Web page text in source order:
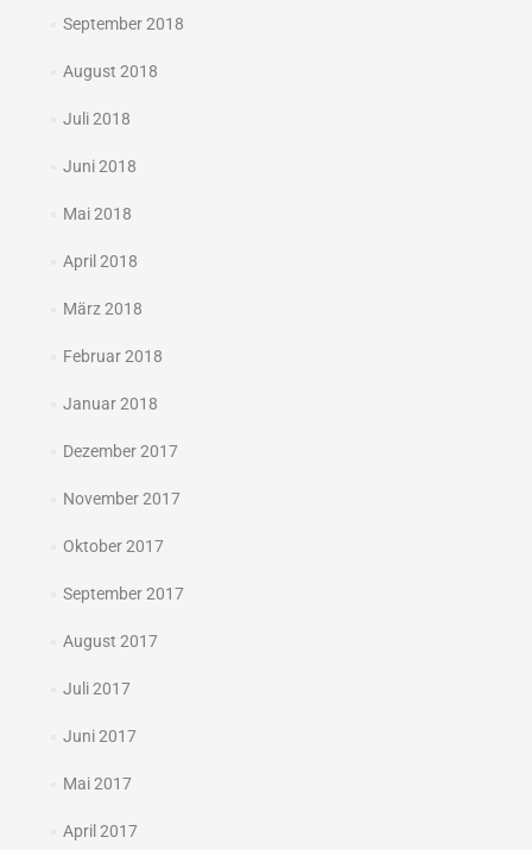
September 2018
August 2018
Juli 2018
Juni 2018
Mai 2018
April 2018
März 2018
Februar 2018
Januar 2018
Dezember 2017
November 2017
Oktober 2017
September 2017
August 2017
Juli 2017
Juni 2017
Mai 2017
April 2017